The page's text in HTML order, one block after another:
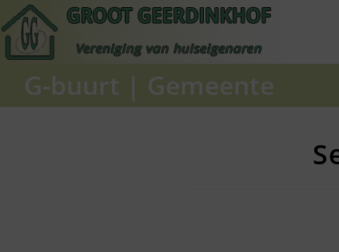
naar
inhoud
G-buurt | Gemeente